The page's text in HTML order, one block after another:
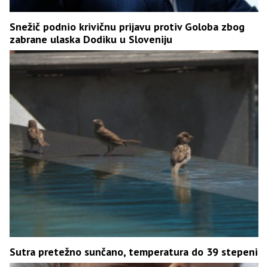
Snežič podnio krivičnu prijavu protiv Goloba zbog
zabrane ulaska Dodiku u Sloveniju
Sutra pretežno sunčano, temperatura do 39 stepeni